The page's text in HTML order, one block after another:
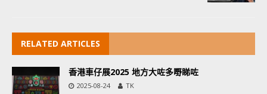
RELATED ARTICLES
香港車仔展2025 地方大咗多嘢睇咗
2025-08-24 TK